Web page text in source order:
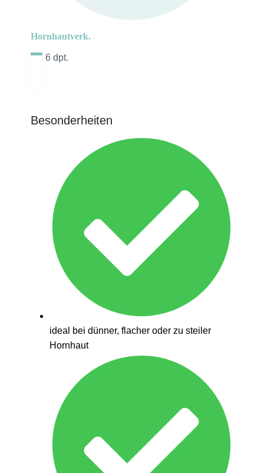
Hornhautverk.
bis 6 dpt.
Besonderheiten
ideal bei dünner, flacher oder zu steiler
Hornhaut